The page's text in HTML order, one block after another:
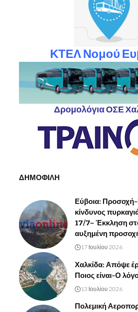
ΚΤΕΛ Νομού
Δρομολόγια ΟΣΕ
ΔΗΜΟΦΙΛΗ
Εύβοια:
κίνδυνος
17/7– Έκκληση
αυξημένη
17 Ιουλίου 2026
Χαλκίδα: Απόψε
Ποιος είναι-Ο
13 Ιουλίου 2026
Πολεμική